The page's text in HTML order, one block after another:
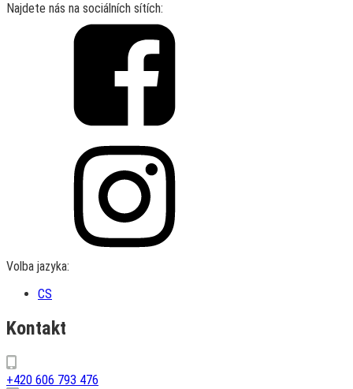
Najdete nás na sociálních sítích:
Volba jazyka:
CS
Kontakt
+420 606 793 476